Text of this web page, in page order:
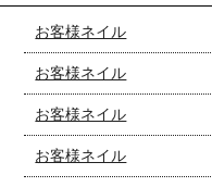
お客様ネイル
お客様ネイル
お客様ネイル
お客様ネイル